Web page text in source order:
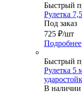
Быстрый
Рулетка
Под заказ
725 ₽/шт
Подробнее
Быстрый
Рулетка 5
В наличии